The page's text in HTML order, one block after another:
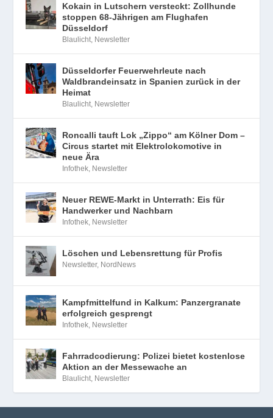
Kokain in Lutschern versteckt: Zollhunde
stoppen 68-Jährigen am Flughafen
Düsseldorf
Blaulicht, Newsletter
Düsseldorfer Feuerwehrleute nach
Waldbrandeinsatz in Spanien zurück in der
Heimat
Blaulicht, Newsletter
Roncalli tauft Lok „Zippo“ am Kölner Dom –
Circus startet mit Elektrolokomotive in
neue Ära
Infothek, Newsletter
Neuer REWE-Markt in Unterrath: Eis für
Handwerker und Nachbarn
Infothek, Newsletter
Löschen und Lebensrettung für Profis
Newsletter, NordNews
Kampfmittelfund in Kalkum: Panzergranate
erfolgreich gesprengt
Infothek, Newsletter
Fahrradcodierung: Polizei bietet kostenlose
Aktion an der Messewache an
Blaulicht, Newsletter